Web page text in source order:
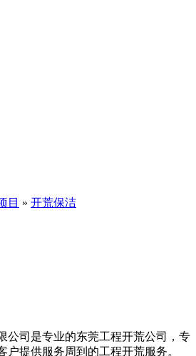
目 » 开荒保洁
公司是专业的东莞工程开荒公司，专
户提供服务周到的工程开荒服务。